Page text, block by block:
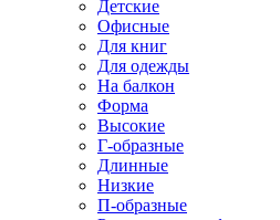
Детские
Офисные
Для книг
Для одежды
На балкон
Форма
Высокие
Г-образные
Длинные
Низкие
П-образные